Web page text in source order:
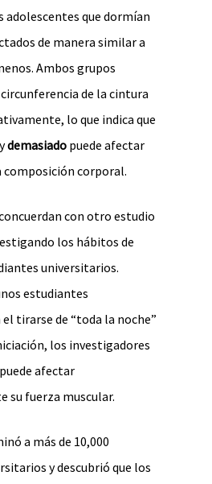
adolescentes que dormían
de manera similar a
Ambos grupos
de la cintura
lo que indica que
ydemasiado puede afectar
corporal.
con otro estudio
los hábitos de
universitarios.
estudiantes
tirarse de “toda la noche”
los investigadores
afectar
su fuerza muscular.
a más de 10,000
y descubrió que los